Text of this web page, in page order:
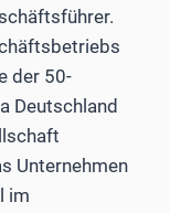
der 50-
Deutschland
Unternehmen
im